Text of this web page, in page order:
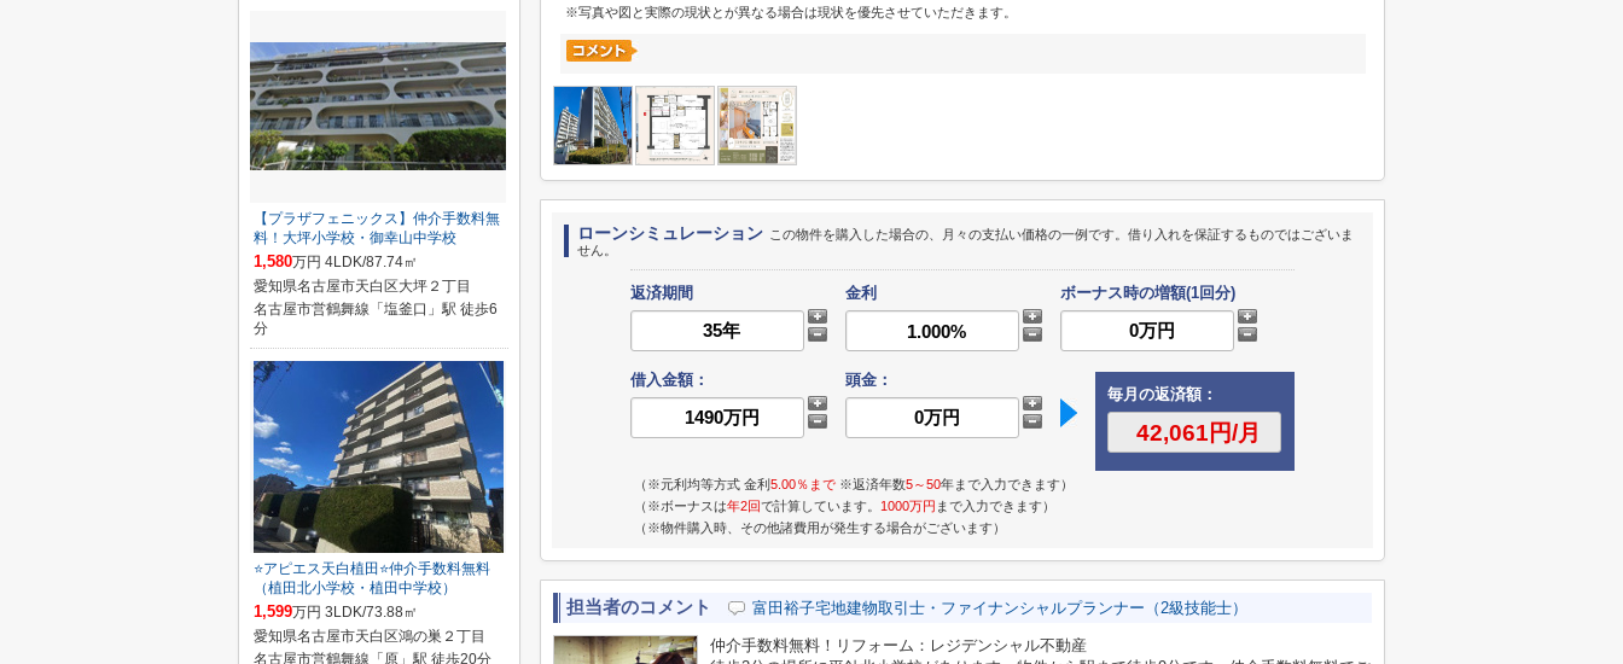
※写真や図と実際の現状とが異なる場合は現状を優先させていただきます。
ローンシミュレーション この物件を購入した場合の、月々の支払い価格の一例です。借り入れを保証するものではございま
せん。
返済期間 金利 ボーナス時の増額(1回分)
借入金額：
頭金：
毎月の返済額：
（※元利均等方式 金利5.00％まで ※返済年数5～50年まで入力できます）
（※ボーナスは年2回で計算しています。 1000万円 まで入力できます）
（※物件購入時、その他諸費用が発生する場合がございます）
担当者のコメント 富田裕子宅地建物取引士・ファイナンシャルプランナー（2級技能士）
仲介手数料無料！リフォーム：レジデンシャル不動産
【プラザフェニックス】仲介手数料無
料！大坪小学校・御幸山中学校
1,580万円 4LDK/87.74㎡
愛知県名古屋市天白区大坪２丁目
名古屋市営鶴舞線「塩釜口」駅 徒歩6
分
⭐アピエス天白植田⭐仲介手数料無料
（植田北小学校・植田中学校）
1,599万円 3LDK/73.88㎡
愛知県名古屋市天白区鴻の巣２丁目
名古屋市営鶴舞線「原」駅 徒歩20分